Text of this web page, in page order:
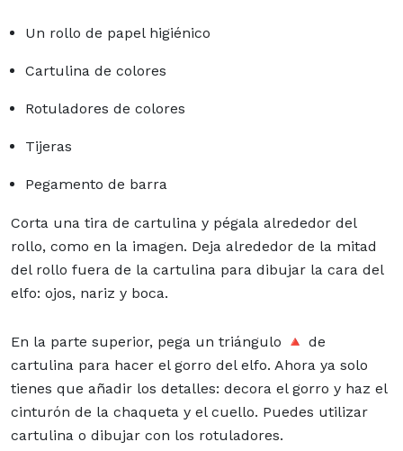
Un rollo de papel higiénico
Cartulina de colores
Rotuladores de colores
Tijeras
Pegamento de barra
Corta una tira de cartulina y pégala alrededor del
rollo, como en la imagen. Deja alrededor de la mitad
del rollo fuera de la cartulina para dibujar la cara del
elfo: ojos, nariz y boca.
En la parte superior, pega un triángulo 🔺 de
cartulina para hacer el gorro del elfo. Ahora ya solo
tienes que añadir los detalles: decora el gorro y haz el
cinturón de la chaqueta y el cuello. Puedes utilizar
cartulina o dibujar con los rotuladores.